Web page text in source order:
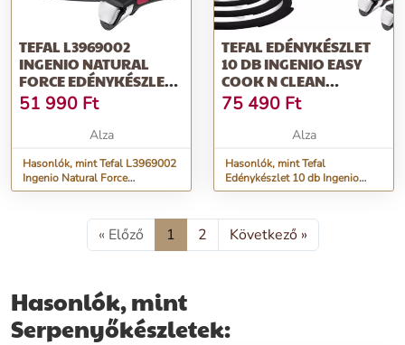
TEFAL L3969002
INGENIO NATURAL
FORCE EDÉNYKÉSZLET,
4 DB
51 990 Ft
Alza
Hasonlók, mint Tefal L3969002
Ingenio Natural Force
Edénykészlet, 4 db
TEFAL EDÉNYKÉSZLET
10 DB INGENIO EASY
COOK N CLEAN
L1539053
75 490 Ft
Alza
Hasonlók, mint Tefal
Edénykészlet 10 db Ingenio
Easy Cook N Clean L1539053
« Előző 1 2 Következő »
Hasonlók, mint
Serpenyőkészletek: